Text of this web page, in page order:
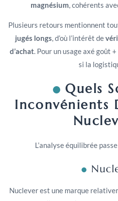
magnésium , cohérents
Plusieurs retours mentionnent
jugés longs, d’où l’intérêt de
d’achat. Pour un usage axé goût
si la
Quels
Inconvénients
L’analyse équilibrée
Nuclever est une marque